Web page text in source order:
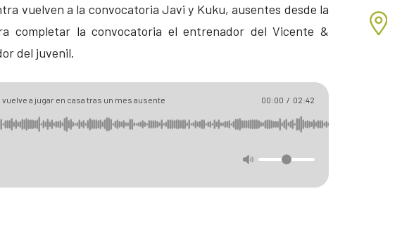
vuelven a la convocatoria Javi y Kuku, ausentes desde la
completar la convocatoria el entrenador del Vicente &
del juvenil.
vuelve a jugar en casa tras un mes ausente 00:00 / 02:42